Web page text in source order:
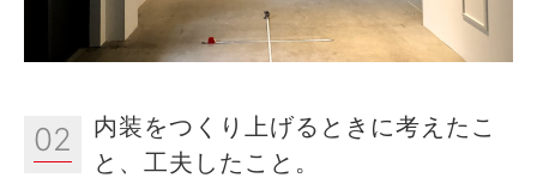
02
内装をつくり上げるときに考えたこ
と、工夫したこと。